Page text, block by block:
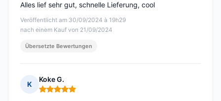
Veröffentlicht am 30/09/2024 à 19h29
nach einem Kauf von 21/09/2024
Alles lief sehr gut, schnelle Lieferung, cool
Übersetzte Bewertungen
K
Koke G.
Hinweis: 5 von 5